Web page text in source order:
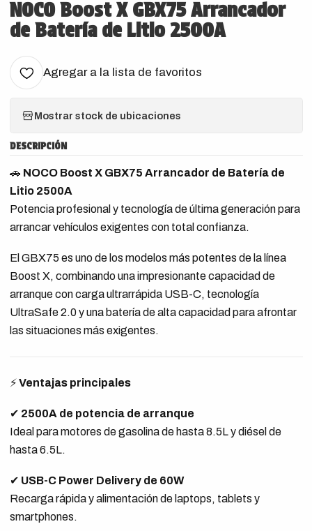
NOCO Boost X GBX75 Arrancador
de Batería de Litio 2500A
Agregar a la lista de favoritos
Mostrar stock de ubicaciones
DESCRIPCIÓN
🚗 NOCO Boost X GBX75 Arrancador de Batería de
Litio 2500A
Potencia profesional y tecnología de última generación para
arrancar vehículos exigentes con total confianza.
El GBX75 es uno de los modelos más potentes de la línea
Boost X, combinando una impresionante capacidad de
arranque con carga ultrarrápida USB-C, tecnología
UltraSafe 2.0 y una batería de alta capacidad para afrontar
las situaciones más exigentes.
⚡Ventajas principales
✔ 2500A de potencia de arranque
Ideal para motores de gasolina de hasta 8.5L y diésel de
hasta 6.5L.
✔ USB-C Power Delivery de 60W
Recarga rápida y alimentación de laptops, tablets y
smartphones.